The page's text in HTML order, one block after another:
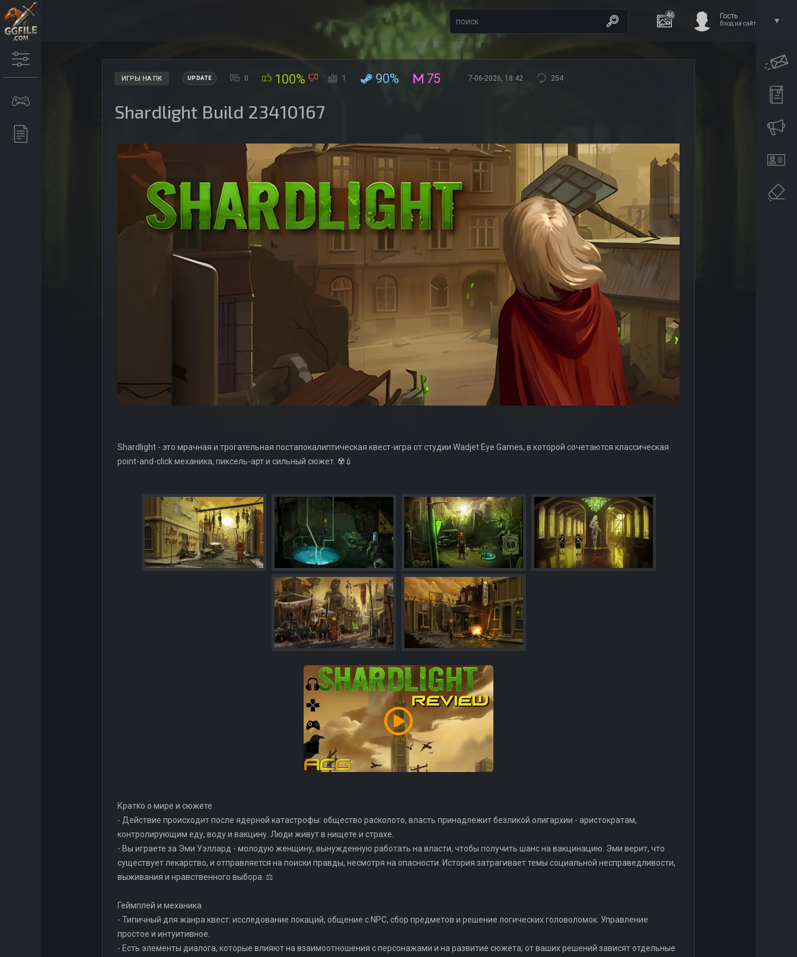
46 Гость
Вход на сайт
ИГРЫ НА ПК UPDATE 0 100% 1 90% 75 7-06-2026, 18:42 254
Shardlight Build 23410167
Shardlight - это мрачная и трогательная постапокалиптическая квест-игра от студии Wadjet Eye Games, в которой сочетаются классическая
point-and-click механика, пиксель-арт и сильный сюжет. ☢️💉
Кратко о мире и сюжете
- Действие происходит после ядерной катастрофы: общество расколото, власть принадлежит безликой олигархии - аристократам,
контролирующим еду, воду и вакцину. Люди живут в нищете и страхе.
- Вы играете за Эми Уэллард - молодую женщину, вынужденную работать на власти, чтобы получить шанс на вакцинацию. Эми верит, что
существует лекарство, и отправляется на поиски правды, несмотря на опасности. История затрагивает темы социальной несправедливости,
выживания и нравственного выбора. ⚖️
Геймплей и механика
- Типичный для жанра квест: исследование локаций, общение с NPC, сбор предметов и решение логических головоломок. Управление
простое и интуитивное.
- Есть элементы диалога, которые влияют на взаимоотношения с персонажами и на развитие сюжета; от ваших решений зависят отдельные